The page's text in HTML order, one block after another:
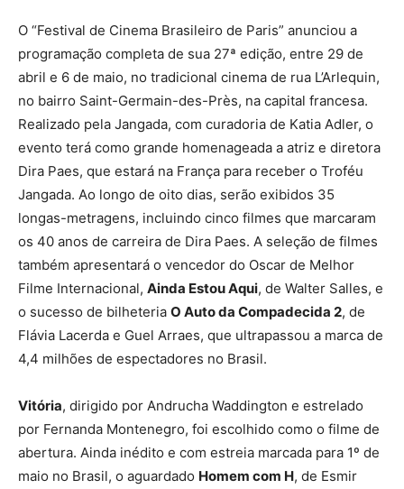
O “Festival de Cinema Brasileiro de Paris” anunciou a
programação completa de sua 27ª edição, entre 29 de
abril e 6 de maio, no tradicional cinema de rua L’Arlequin,
no bairro Saint-Germain-des-Près, na capital francesa.
Realizado pela Jangada, com curadoria de Katia Adler, o
evento terá como grande homenageada a atriz e diretora
Dira Paes, que estará na França para receber o Troféu
Jangada. Ao longo de oito dias, serão exibidos 35
longas-metragens, incluindo cinco filmes que marcaram
os 40 anos de carreira de Dira Paes. A seleção de filmes
também apresentará o vencedor do Oscar de Melhor
Filme Internacional, Ainda Estou Aqui, de Walter Salles, e
o sucesso de bilheteria O Auto da Compadecida 2, de
Flávia Lacerda e Guel Arraes, que ultrapassou a marca de
4,4 milhões de espectadores no Brasil.
Vitória, dirigido por Andrucha Waddington e estrelado
por Fernanda Montenegro, foi escolhido como o filme de
abertura. Ainda inédito e com estreia marcada para 1º de
maio no Brasil, o aguardado Homem com H, de Esmir